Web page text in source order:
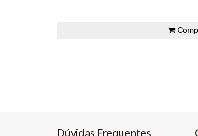
Dúvidas Frequentes